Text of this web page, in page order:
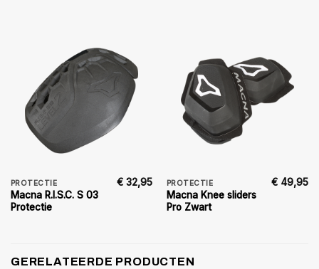
PROTECTIE
Macna R.I.S.C. S 03
Protectie
€ 32,95 PROTECTIE
Macna Knee sliders
Pro Zwart
€ 49,95
GERELATEERDE PRODUCTEN